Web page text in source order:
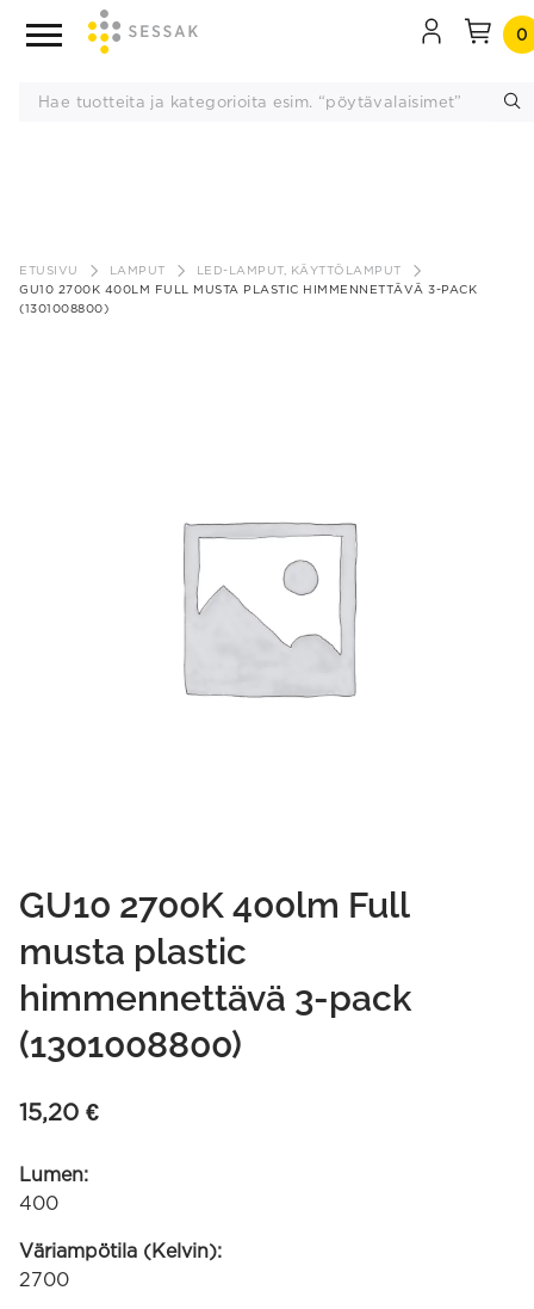
sisältöön
0
ETUSIVU LAMPUT
LED-LAMPUT, KÄYTTÖLAMPUT
GU10 2700K 400LM FULL MUSTA PLASTIC HIMMENNETTÄVÄ 3-PACK
(1301008800)
GU10 2700K 400lm Full
musta plastic
himmennettävä 3-pack
(1301008800)
15,20 €
Lumen:
400
Väriampötila (Kelvin):
2700